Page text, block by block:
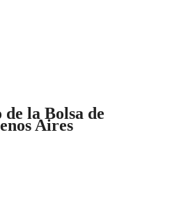
la Bolsa de
Aires